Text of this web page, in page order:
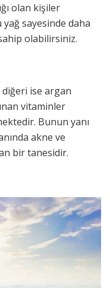
olan kişiler
sayesinde daha
olabilirsiniz.
ise argan
vitaminler
Bunun yanı
akne ve
bir tanesidir.